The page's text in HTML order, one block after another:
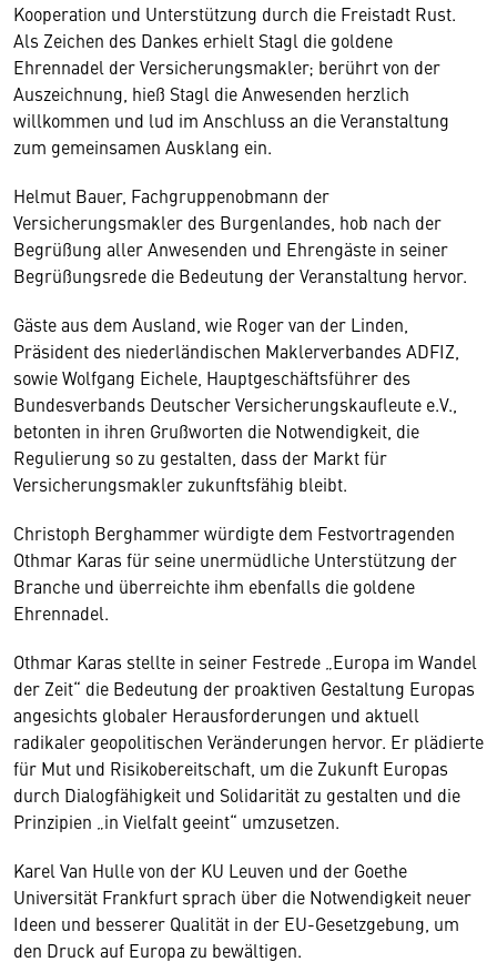
Kooperation und Unterstützung durch die Freistadt Rust.
Als Zeichen des Dankes erhielt Stagl die goldene
Ehrennadel der Versicherungsmakler; berührt von der
Auszeichnung, hieß Stagl die Anwesenden herzlich
willkommen und lud im Anschluss an die Veranstaltung
zum gemeinsamen Ausklang ein.
Helmut Bauer, Fachgruppenobmann der
Versicherungsmakler des Burgenlandes, hob nach der
Begrüßung aller Anwesenden und Ehrengäste in seiner
Begrüßungsrede die Bedeutung der Veranstaltung hervor.
Gäste aus dem Ausland, wie Roger van der Linden,
Präsident des niederländischen Maklerverbandes ADFIZ,
sowie Wolfgang Eichele, Hauptgeschäftsführer des
Bundesverbands Deutscher Versicherungskaufleute e.V.,
betonten in ihren Grußworten die Notwendigkeit, die
Regulierung so zu gestalten, dass der Markt für
Versicherungsmakler zukunftsfähig bleibt.
Christoph Berghammer würdigte dem Festvortragenden
Othmar Karas für seine unermüdliche Unterstützung der
Branche und überreichte ihm ebenfalls die goldene
Ehrennadel.
Othmar Karas stellte in seiner Festrede „Europa im Wandel
der Zeit“ die Bedeutung der proaktiven Gestaltung Europas
angesichts globaler Herausforderungen und aktuell
radikaler geopolitischen Veränderungen hervor. Er plädierte
für Mut und Risikobereitschaft, um die Zukunft Europas
durch Dialogfähigkeit und Solidarität zu gestalten und die
Prinzipien „in Vielfalt geeint“ umzusetzen.
Karel Van Hulle von der KU Leuven und der Goethe
Universität Frankfurt sprach über die Notwendigkeit neuer
Ideen und besserer Qualität in der EU-Gesetzgebung, um
den Druck auf Europa zu bewältigen.